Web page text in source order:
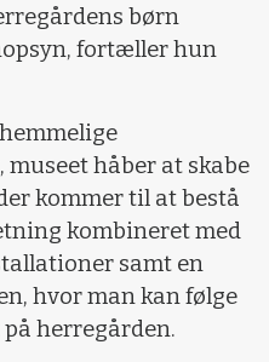
børn
fortæller hun
håber at skabe
kommer til at bestå
kombineret med
samt en
hvor man kan følge
herregården.